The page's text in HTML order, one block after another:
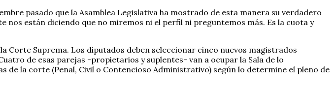
pasado que la Asamblea Legislativa ha mostrado de esta manera su verdadero
están diciendo que no miremos ni el perfil ni preguntemos más. Es la cuota y
Corte Suprema. Los diputados deben seleccionar cinco nuevos magistrados
de esas parejas -propietarios y suplentes- van a ocupar la Sala de lo
la corte (Penal, Civil o Contencioso Administrativo) según lo determine el pleno de